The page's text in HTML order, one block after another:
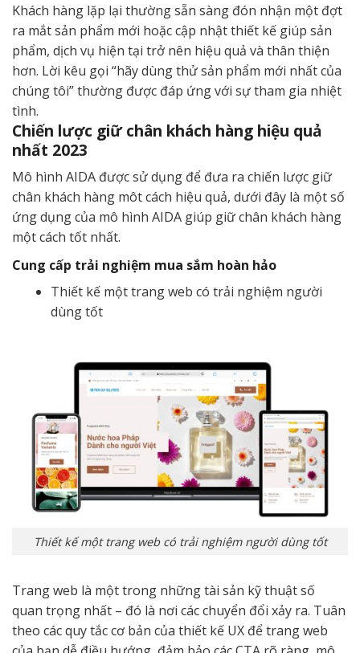
Khách hàng lặp lại thường sẵn sàng đón nhận một đợt
ra mắt sản phẩm mới hoặc cập nhật thiết kế giúp sản
phẩm, dịch vụ hiện tại trở nên hiệu quả và thân thiện
hơn. Lời kêu gọi “hãy dùng thử sản phẩm mới nhất của
chúng tôi” thường được đáp ứng với sự tham gia nhiệt
tình.
Chiến lược giữ chân khách hàng hiệu quả
nhất 2023
Mô hình AIDA được sử dụng để đưa ra chiến lược giữ
chân khách hàng môt cách hiệu quả, dưới đây là một số
ứng dụng của mô hình AIDA giúp giữ chân khách hàng
một cách tốt nhất.
Cung cấp trải nghiệm mua sắm hoàn hảo
Thiết kế một trang web có trải nghiệm người
dùng tốt
Thiết kế một trang web có trải nghiệm người dùng tốt
Trang web là một trong những tài sản kỹ thuật số
quan trọng nhất – đó là nơi các chuyển đổi xảy ra. Tuân
theo các quy tắc cơ bản của thiết kế UX để trang web